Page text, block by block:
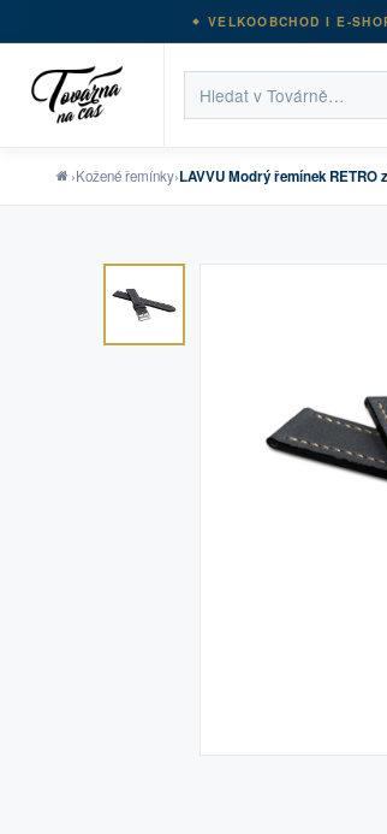
VELKOOBCHOD I E-
›Kožené řemínky›LAVVU Modrý řemínek RETRO